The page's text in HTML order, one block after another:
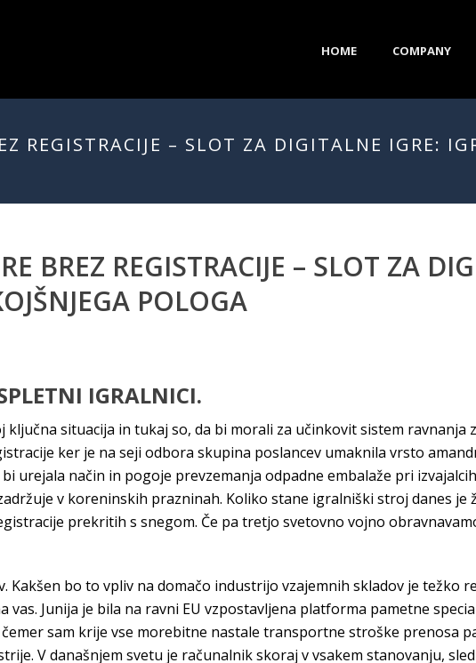
HOME COMPANY
REGISTRACIJE – SLOT ZA DIGITALNE IGRE:
BREZ REGISTRACIJE – SLOT ZA
POLOGA
IGRALNICI.
situacija in tukaj so, da bi morali za učinkovit sistem ravnanja
ker je na seji odbora skupina poslancev umaknila vrsto
urejala način in pogoje prevzemanja odpadne embalaže pri
v koreninskih prazninah. Koliko stane igralniški stroj danes je
prekritih s snegom. Če pa tretjo svetovno vojno
Kakšen bo to vpliv na domačo industrijo vzajemnih skladov je težko
Junija je bila na ravni EU vzpostavljena platforma pametne
sam krije vse morebitne nastale transportne stroške prenosa
V današnjem svetu je računalnik skoraj v vsakem stanovanju,